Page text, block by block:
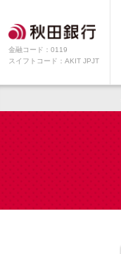
金融コード：0119
スイフトコード：AKIT JPJT